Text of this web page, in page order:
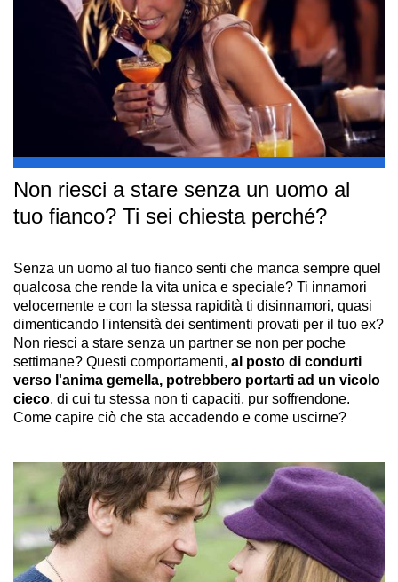
Non riesci a stare senza un uomo al
tuo fianco? Ti sei chiesta perché?
Senza un uomo al tuo fianco senti che manca sempre quel
qualcosa che rende la vita unica e speciale? Ti innamori
velocemente e con la stessa rapidità ti disinnamori, quasi
dimenticando l'intensità dei sentimenti provati per il tuo ex?
Non riesci a stare senza un partner se non per poche
settimane? Questi comportamenti, al posto di condurti
verso l'anima gemella, potrebbero portarti ad un vicolo
cieco, di cui tu stessa non ti capaciti, pur soffrendone.
Come capire ciò che sta accadendo e come uscirne?